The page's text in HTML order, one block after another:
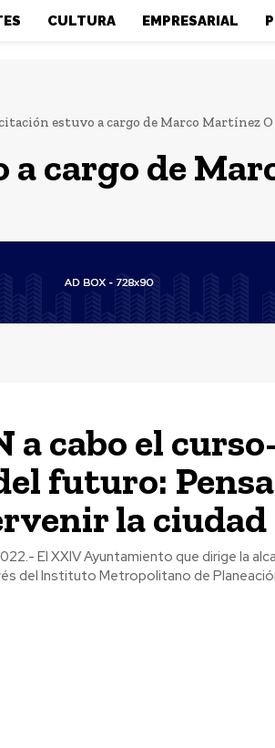
CULTURA EMPRESARIAL
estuvo a cargo de Marco Martínez
cargo de
a cabo el curso-
futuro:
la ciudad
El XXIV Ayuntamiento que dirige la
del Instituto Metropolitano de